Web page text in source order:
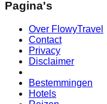
Pagina's
Over FlowyTravel
Contact
Privacy
Disclaimer
Bestemmingen
Hotels